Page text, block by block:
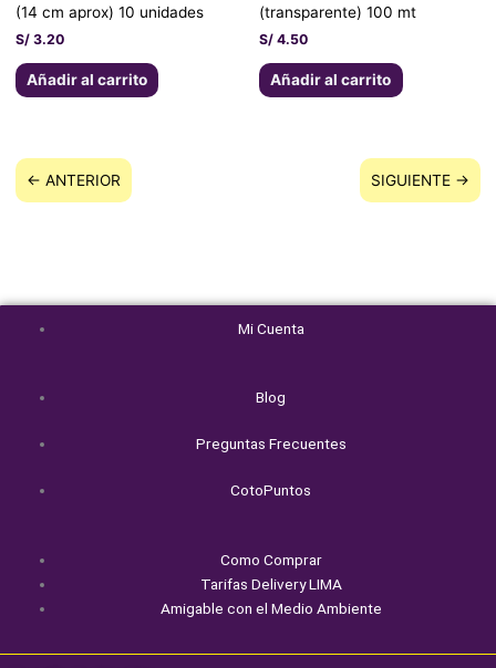
(14 cm aprox) 10 unidades
S/3.20
Añadir al carrito
(transparente) 100 mt
S/ 4.50
Añadir al carrito
← ANTERIOR SIGUIENTE →
Mi Cuenta
Blog
Preguntas Frecuentes
CotoPuntos
Como Comprar
Tarifas Delivery LIMA
Amigable con el Medio Ambiente